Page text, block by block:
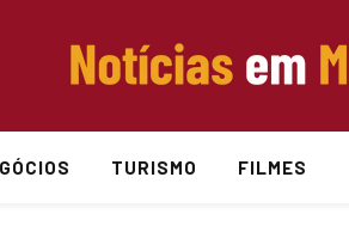
TURISMO FILMES